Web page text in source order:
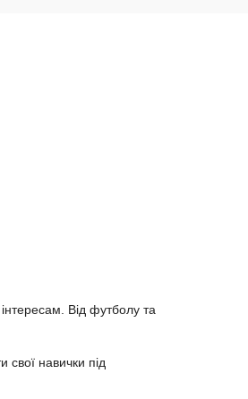
Від футболу та
свої навички під